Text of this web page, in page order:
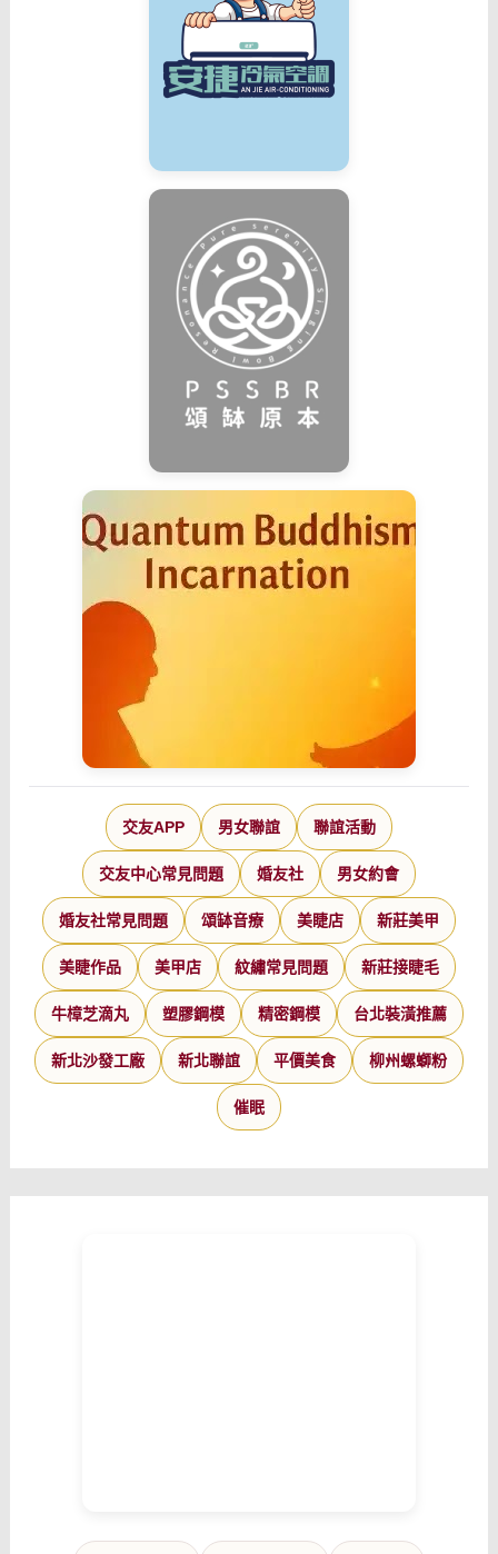
交友APP 男女聯誼 聯誼活動
交友中心常見問題 婚友社 男女約會
婚友社常見問題 頌缽音療 美睫店 新莊美甲
美睫作品 美甲店 紋繡常見問題 新莊接睫毛
牛樟芝滴丸 塑膠鋼模 精密鋼模 台北裝潢推薦
新北沙發工廠 新北聯誼 平價美食 柳州螺螄粉
催眠